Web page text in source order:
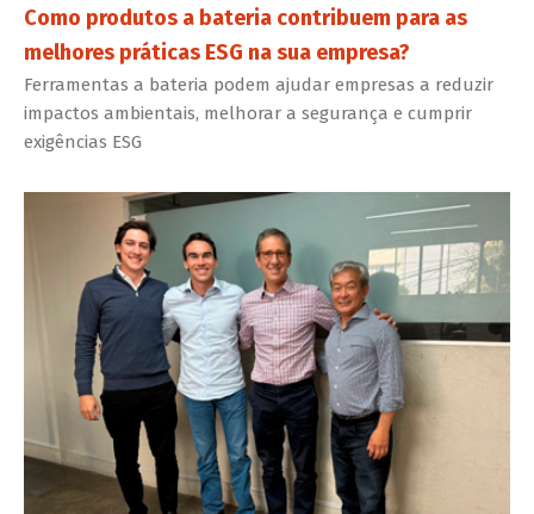
Como produtos a bateria contribuem para as
melhores práticas ESG na sua empresa?
Ferramentas a bateria podem ajudar empresas a reduzir
impactos ambientais, melhorar a segurança e cumprir
exigências ESG